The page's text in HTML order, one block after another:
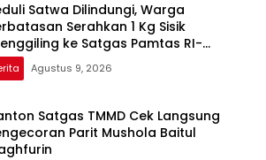
Satwa Dilindungi, Warga
Serahkan 1 Kg Sisik
ke Satgas Pamtas RI-
Yonarmed 19/Bogani
Agustus 9, 2026
Satgas TMMD Cek Langsung
Parit Mushola Baitul